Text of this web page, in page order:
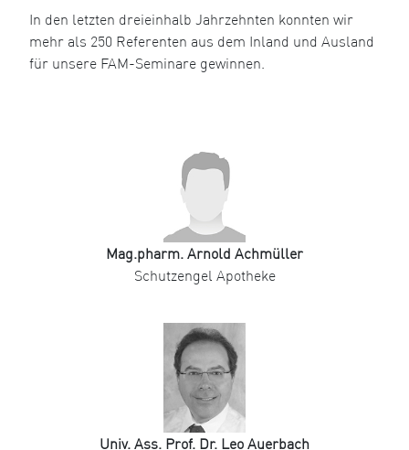
In den letzten dreieinhalb Jahrzehnten konnten wir
mehr als 250 Referenten aus dem Inland und Ausland
für unsere FAM-Seminare gewinnen.
Mag.pharm. Arnold Achmüller
Schutzengel Apotheke
Univ. Ass. Prof. Dr. Leo Auerbach